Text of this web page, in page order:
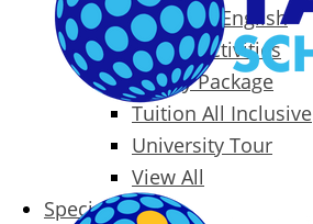
Business English
Packages & Activities
Family Package
Tuition All Inclusive
University Tour
View All
Special Offers